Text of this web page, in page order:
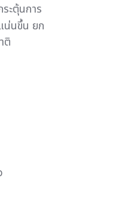
ะตุ้นการ
น่นขึ้น ยก
ติ